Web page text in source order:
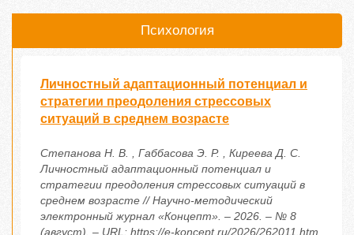
Психология
Личностный адаптационный потенциал и
стратегии преодоления стрессовых
ситуаций в среднем возрасте
Степанова Н. В. , Габбасова Э. Р. , Киреева Д. С.
Личностный адаптационный потенциал и
стратегии преодоления стрессовых ситуаций в
среднем возрасте // Научно-методический
электронный журнал «Концепт». – 2026. – № 8
(август). – URL: https://e-koncept.ru/2026/262011.htm